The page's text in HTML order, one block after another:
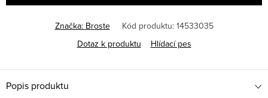
Značka: Broste Kód produktu: 14533035
Dotaz k produktu
Hlídací pes
Popis produktu